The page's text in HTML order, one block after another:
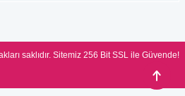
saklıdır. Sitemiz 256 Bit SSL ile Güvende!